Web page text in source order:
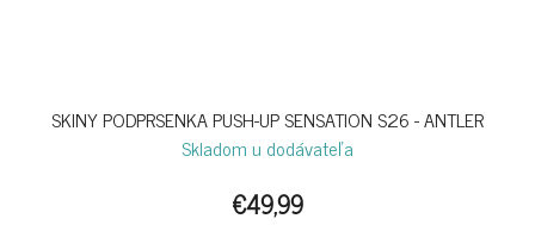
SKINY PODPRSENKA PUSH-UP SENSATION S26 - ANTLER
Skladom u dodávateľa
€49,99